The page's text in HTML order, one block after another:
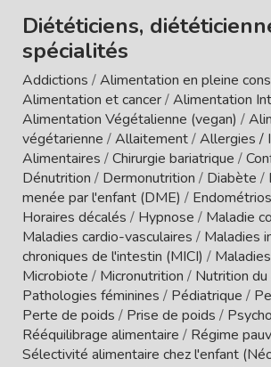
Diététiciens,
spécialités
Addictions /Alimentation en pleine
Alimentation et cancer/Alimentation
Alimentation Végétalienne (vegan) /
végétarienne /Allaitement/Allergies /
Alimentaires /Chirurgie bariatrique /
Dénutrition / Dermonutrition / Diabète /
menée par l'enfant (DME) /
Horaires décalés / Hypnose / Maladie
Maladies cardio-vasculaires / Maladies
chroniques de l'intestin (MICI) /
Microbiote / Micronutrition / Nutrition
Pathologies féminines / Pédiatrique /
Perte de poids / Prise de poids /
Rééquilibrage alimentaire / Régime
Sélectivité alimentaire chez l'enfant